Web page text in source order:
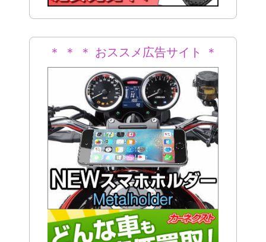
＊ ＊ ＊ おススメ広告サイト ＊
＊ ＊